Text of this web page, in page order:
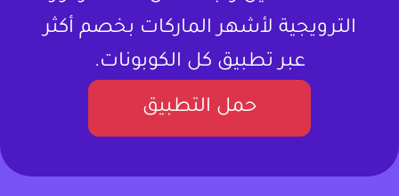
الترويجية لأشهر الماركات بخصم أكثر
عبر تطبيق كل الكوبونات.
حمل التطبيق